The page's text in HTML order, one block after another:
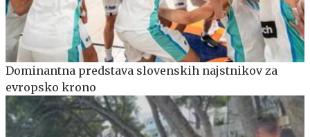
Dominantna predstava slovenskih najstnikov za
evropsko krono